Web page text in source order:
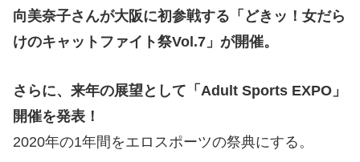
向美奈子さんが大阪に初参戦する「どきッ！女だら
けのキャットファイト祭Vol.7」が開催。
さらに、来年の展望として「Adult Sports EXPO」
開催を発表！
2020年の1年間をエロスポーツの祭典にする。